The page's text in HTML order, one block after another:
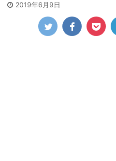
2019年6月9日